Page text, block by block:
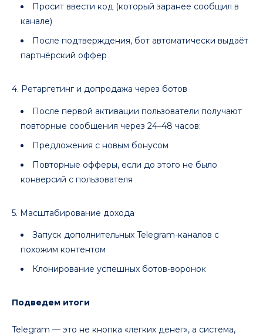
Просит ввести код (который заранее сообщил в
канале)
После подтверждения, бот автоматически выдаёт
партнёрский оффер
4. Ретаргетинг и допродажа через ботов
После первой активации пользователи получают
повторные сообщения через 24–48 часов:
Предложения с новым бонусом
Повторные офферы, если до этого не было
конверсий с пользователя
5. Масштабирование дохода
Запуск дополнительных Telegram-каналов с
похожим контентом
Клонирование успешных ботов-воронок
Подведем итоги
Telegram — это не кнопка «легких денег», а система,